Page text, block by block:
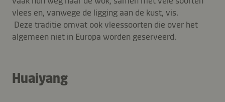
vlees en, vanwege de ligging aan de kust, vis.
Deze traditie omvat ook vleessoorten die over het
algemeen niet in Europa worden geserveerd.
Huaiyang